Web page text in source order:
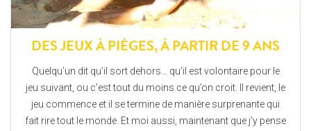
DES JEUX À PIÈGES, À PARTIR DE 9 ANS
Quelqu’un dit qu’il sort dehors… qu’il est volontaire pour le
jeu suivant, ou c’est tout du moins ce qu’on croit. Il revient, le
jeu commence et il se termine de manière surprenante qui
fait rire tout le monde. Et moi aussi, maintenant que j’y pense